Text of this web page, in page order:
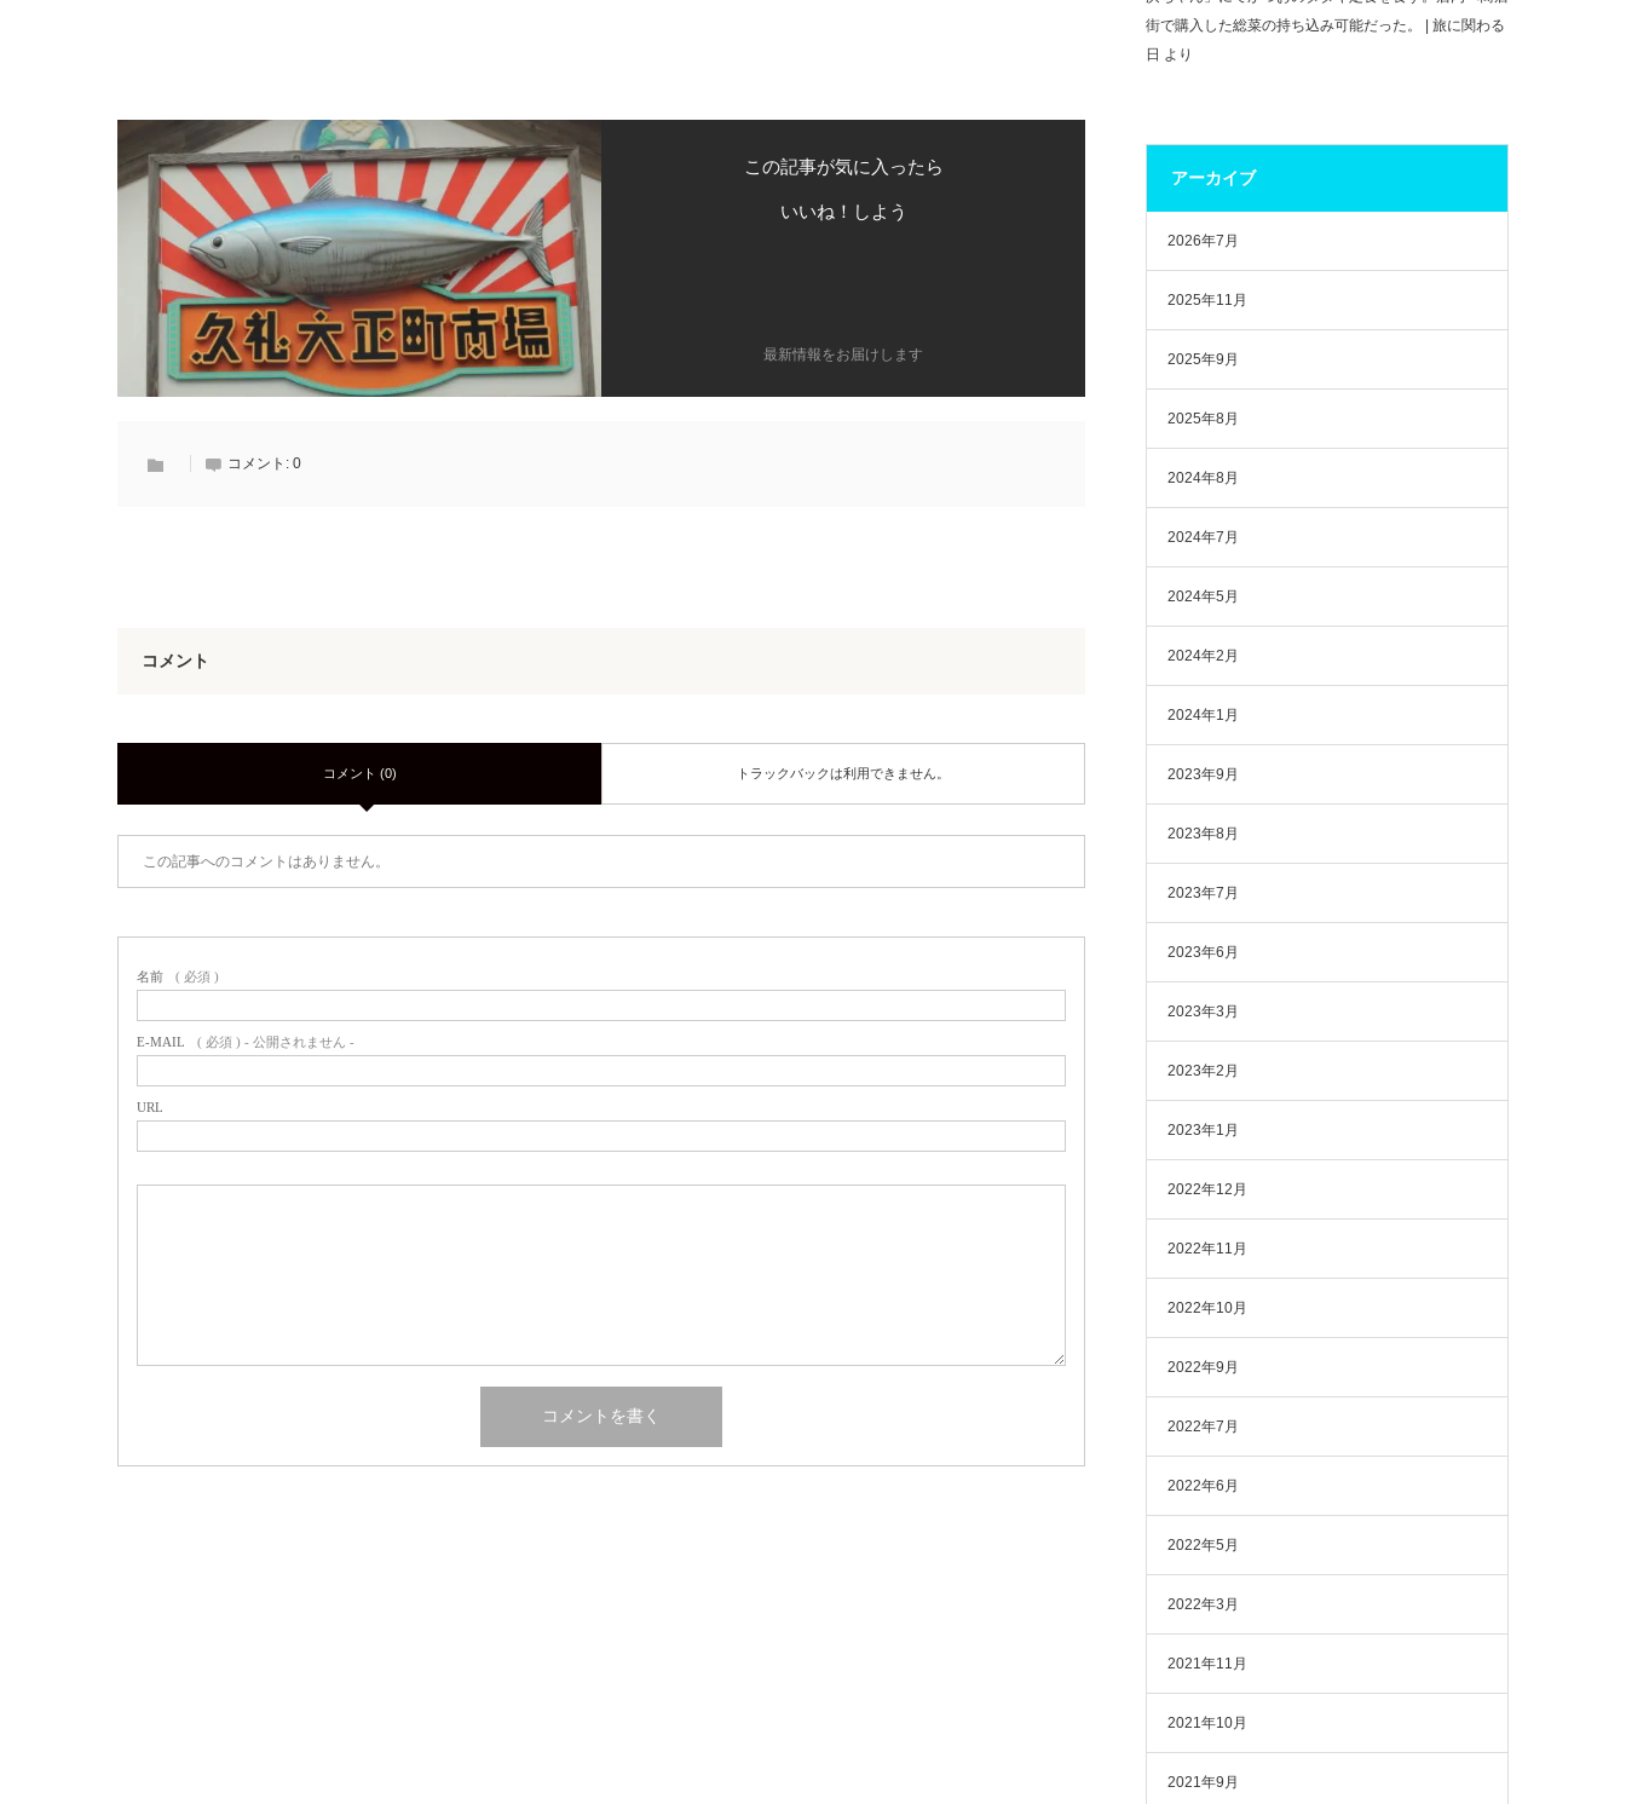
この記事が気に入ったら
いいね！しよう
最新情報をお届けします
コメント: 0
コメント
コメント (0) トラックバックは利用できません。
この記事へのコメントはありません。
名前 ( 必須 )
E-MAIL ( 必須 ) - 公開されません -
URL
街で購入した総菜の持ち込み可能だった。 | 旅に関わる
日 より
アーカイブ
2026年7月
2025年11月
2025年9月
2025年8月
2024年8月
2024年7月
2024年5月
2024年2月
2024年1月
2023年9月
2023年8月
2023年7月
2023年6月
2023年3月
2023年2月
2023年1月
2022年12月
2022年11月
2022年10月
2022年9月
2022年7月
2022年6月
2022年5月
2022年3月
2021年11月
2021年10月
2021年9月